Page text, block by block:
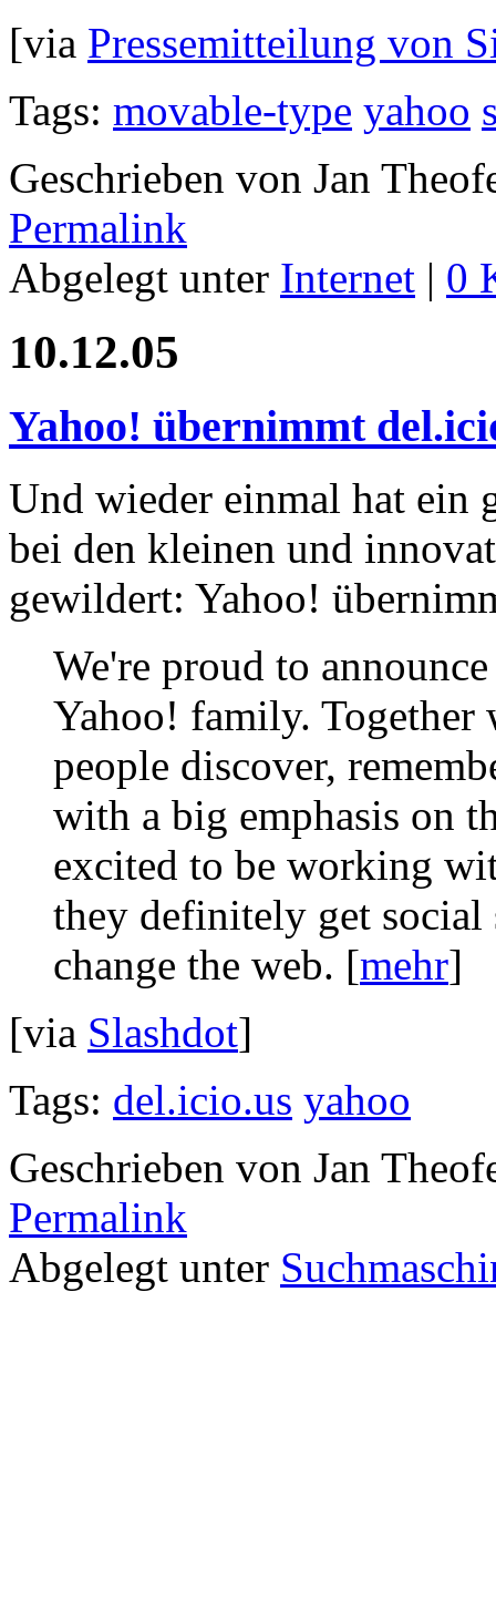
[via Pressemitteilung von
Tags: movable-type yahoo
Geschrieben von Jan
Permalink
Abgelegt unter Internet | 0
10.12.05
Yahoo! übernimmt
Und wieder einmal hat ein
bei den kleinen und
gewildert: Yahoo!
We're proud to
Yahoo! family.
people discover,
with a big emphasis on
excited to be working
they definitely get social
change the web. [mehr]
[via Slashdot]
Tags: del.icio.us yahoo
Geschrieben von Jan
Permalink
Abgelegt unter